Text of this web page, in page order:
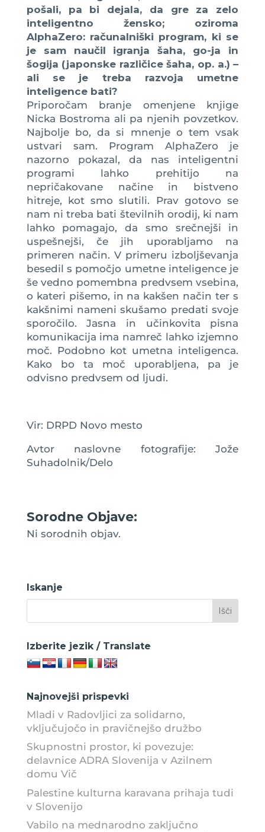
pošali, pa bi dejala, da gre za zelo
inteligentno žensko; oziroma
AlphaZero: računalniški program, ki se
je sam naučil igranja šaha, go-ja in
šogija (japonske različice šaha, op. a.) –
ali se je treba razvoja umetne
inteligence bati?
Priporočam branje omenjene knjige
Nicka Bostroma ali pa njenih povzetkov.
Najbolje bo, da si mnenje o tem vsak
ustvari sam. Program AlphaZero je
nazorno pokazal, da nas inteligentni
programi lahko prehitijo na
nepričakovane načine in bistveno
hitreje, kot smo slutili. Prav gotovo se
nam ni treba bati številnih orodij, ki nam
lahko pomagajo, da smo srečnejši in
uspešnejši, če jih uporabljamo na
primeren način. V primeru izboljševanja
besedil s pomočjo umetne inteligence je
še vedno pomembna predvsem vsebina,
o kateri pišemo, in na kakšen način ter s
kakšnimi nameni skušamo predati svoje
sporočilo. Jasna in učinkovita pisna
komunikacija ima namreč lahko izjemno
moč. Podobno kot umetna inteligenca.
Kako bo ta moč uporabljena, pa je
odvisno predvsem od ljudi.
Vir: DRPD Novo mesto
Avtor naslovne fotografije: Jože
Suhadolnik/Delo
Sorodne Objave:
Ni sorodnih objav.
Iskanje
Izberite jezik / Translate
Najnovejši prispevki
Mladi v Radovljici za solidarno,
vključujočo in pravičnejšo družbo
Skupnostni prostor, ki povezuje:
delavnice ADRA Slovenija v Azilnem
domu Vič
Palestine kulturna karavana prihaja tudi
v Slovenijo
Vabilo na mednarodno zaključno